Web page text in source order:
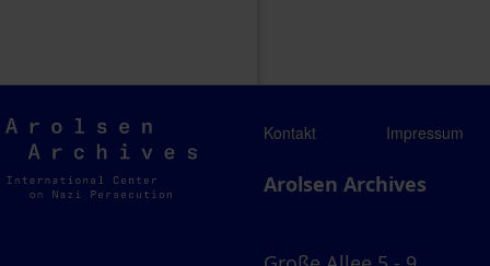
Arolsen
Archives
Kontakt Impressum
Arolsen Archives